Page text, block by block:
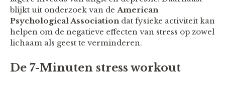
blijkt uit onderzoek van de American
Psychological Associationdat fysieke activiteit kan
helpen om de negatieve effecten van stress op zowel
lichaam als geest te verminderen.
De 7-Minuten stress workout